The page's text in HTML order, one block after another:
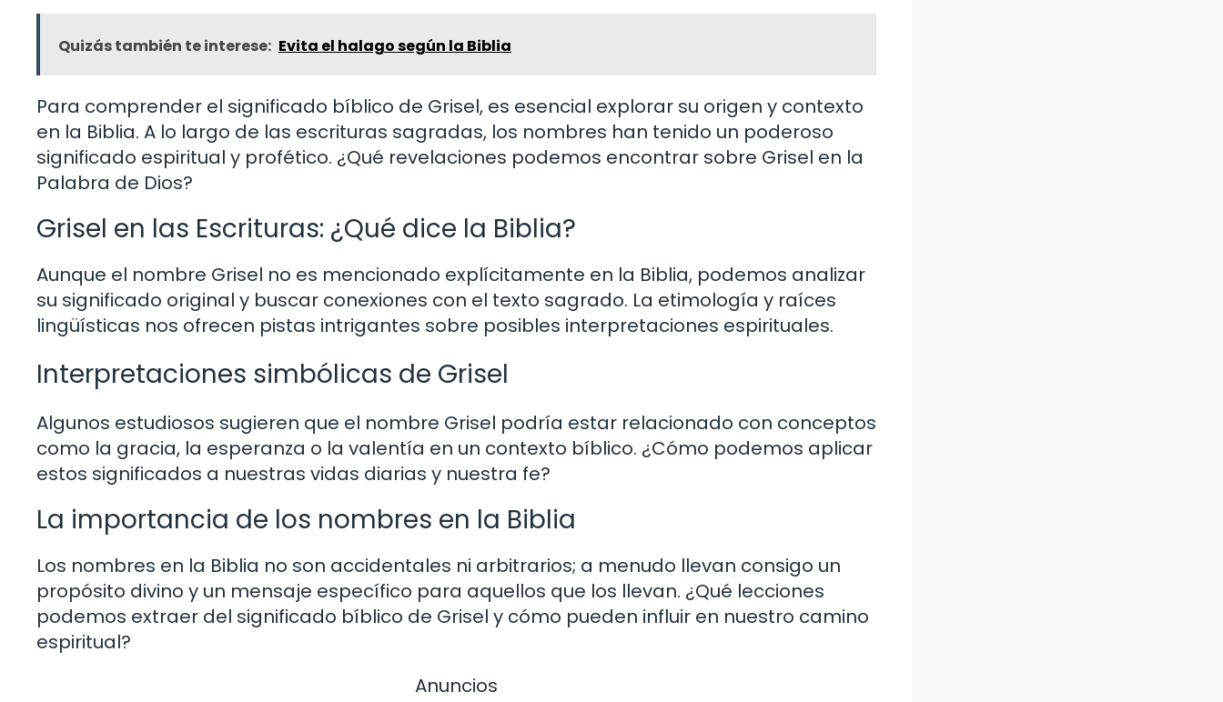
Quizás también te interese: Evita el halago según la Biblia
Para comprender el significado bíblico de Grisel, es esencial explorar su origen y contexto
en la Biblia. A lo largo de las escrituras sagradas, los nombres han tenido un poderoso
significado espiritual y profético. ¿Qué revelaciones podemos encontrar sobre Grisel en la
Palabra de Dios?
Grisel en las Escrituras: ¿Qué dice la Biblia?
Aunque el nombre Grisel no es mencionado explícitamente en la Biblia, podemos analizar
su significado original y buscar conexiones con el texto sagrado. La etimología y raíces
lingüísticas nos ofrecen pistas intrigantes sobre posibles interpretaciones espirituales.
Interpretaciones simbólicas de Grisel
Algunos estudiosos sugieren que el nombre Grisel podría estar relacionado con conceptos
como la gracia, la esperanza o la valentía en un contexto bíblico. ¿Cómo podemos aplicar
estos significados a nuestras vidas diarias y nuestra fe?
La importancia de los nombres en la Biblia
Los nombres en la Biblia no son accidentales ni arbitrarios; a menudo llevan consigo un
propósito divino y un mensaje específico para aquellos que los llevan. ¿Qué lecciones
podemos extraer del significado bíblico de Grisel y cómo pueden influir en nuestro camino
espiritual?
Anuncios